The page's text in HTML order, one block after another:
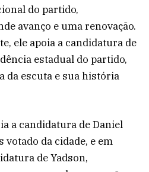
do partido,
avanço e uma renovação.
ele apoia a candidatura de
estadual do partido,
da escuta e sua história
a candidatura de Daniel
votado da cidade, e em
de Yadson,